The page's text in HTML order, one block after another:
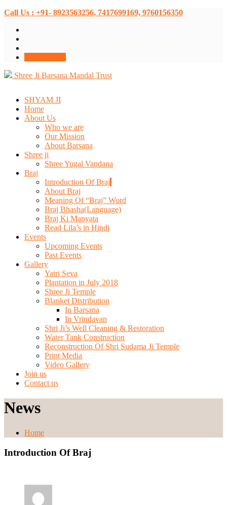
Call Us : +91- 8923563256, 7417699169, 9760156350
Shree Ji Barsana Mandal Trust
SHYAM JI
Home
About Us
Who we are
Our Mission
About Barsana
Shree ji
Shree Yugal Vandana
Braj
Introduction Of Braj
About Braj
Meaning Of “Braj” Word
Braj Bhasha(Language)
Braj Ki Manyata
Read Lila’s in Hindi
Events
Upcoming Events
Past Events
Gallery
Yatri Seva
Plantation in July 2018
Shree Ji Temple
Blanket Distribution
In Barsana
In Vrindavan
Shri Ji’s Well Cleaning & Restoration
Water Tank Construction
Reconstruction Of Shri Sudama Ji Temple
Print Media
Video Gallery
Join us
Contact us
News
Home
Introduction Of Braj